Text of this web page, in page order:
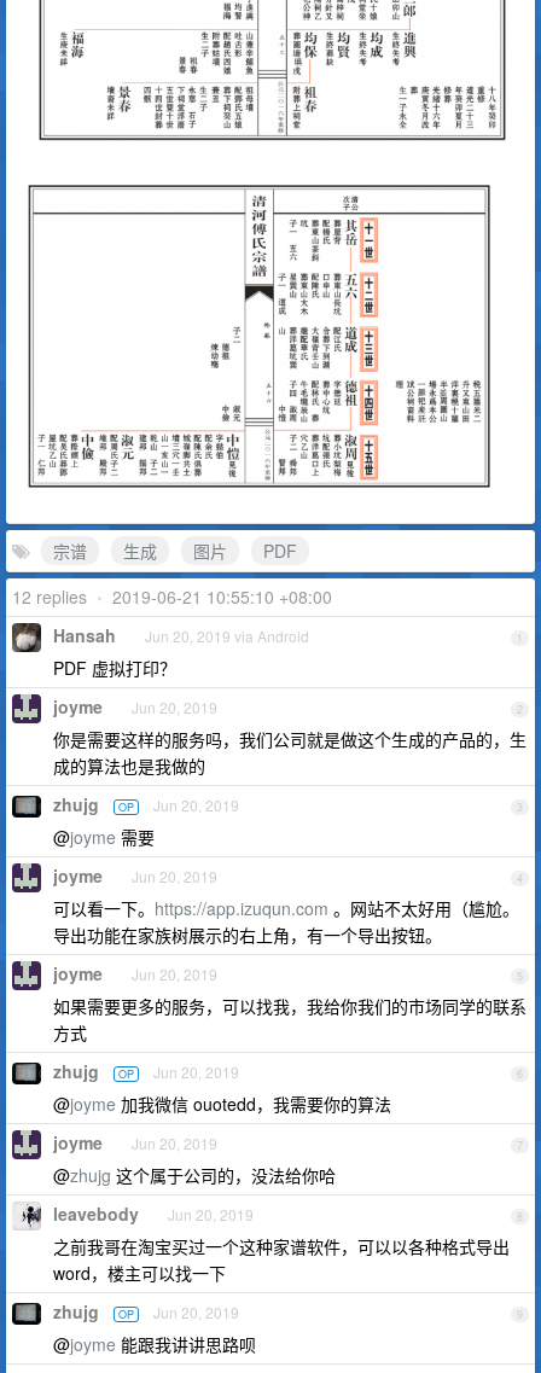
宗谱 生成 图片
PDF
12 replies • 2019-06-21 10:55:10 +08:00
1
Hansah Jun 20, 2019 via Android
PDF 虚拟打印？
2
joyme Jun 20, 2019
你是需要这样的服务吗，我们公司就是做这个生成的产品的，生
成的算法也是我做的
3
zhujg OP Jun 20, 2019
@joyme 需要
4
joyme Jun 20, 2019
可以看一下。 https://app.izuqun.com 。网站不太好用（尴尬。
导出功能在家族树展示的右上角，有一个导出按钮。
5
joyme Jun 20, 2019
如果需要更多的服务，可以找我，我给你我们的市场同学的联系
方式
6
zhujg OP Jun 20, 2019
@joyme 加我微信 ouotedd，我需要你的算法
7
joyme Jun 20, 2019
@zhujg 这个属于公司的，没法给你哈
8
leavebody Jun 20, 2019
之前我哥在淘宝买过一个这种家谱软件，可以以各种格式导出
word，楼主可以找一下
9
zhujg OP Jun 20, 2019
@joyme 能跟我讲讲思路呗